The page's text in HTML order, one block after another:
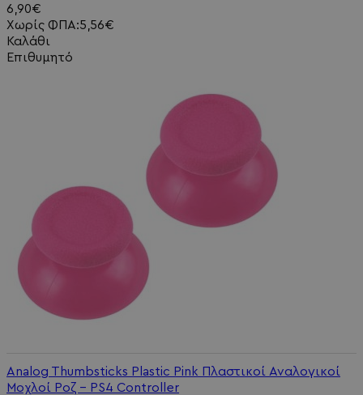
6,90€
Χωρίς ΦΠΑ:5,56€
Καλάθι
Επιθυμητό
Analog Thumbsticks Plastic Pink Πλαστικοί Αναλογικοί
Μοχλοί Ροζ - PS4 Controller